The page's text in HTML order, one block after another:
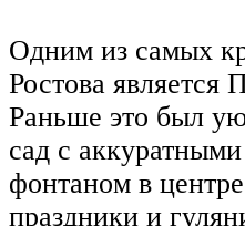
Одним из самых
Ростова является
Раньше это был
сад с
фонтаном в
праздники и